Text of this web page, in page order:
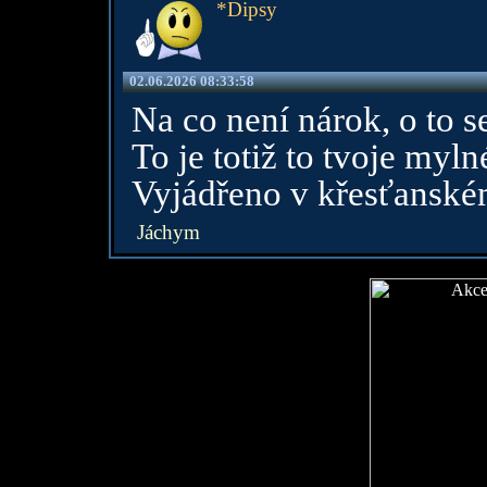
*Dipsy
02.06.2026 08:33:58
Na co není nárok, o to
To je totiž to tvoje
Vyjádřeno v
Jáchym